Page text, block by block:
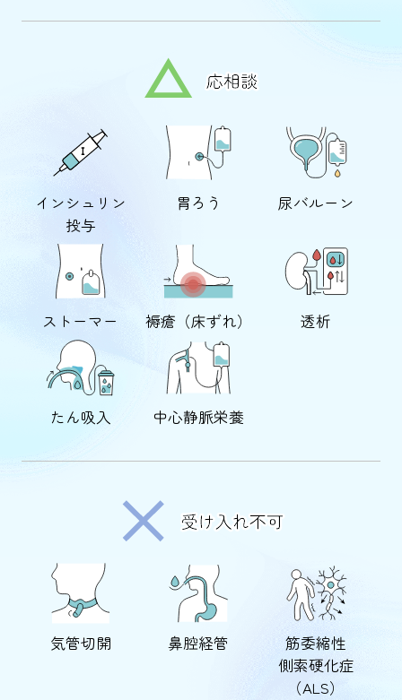
インシュリン
投与
胃ろう 尿バルーン
ストーマー 褥瘡（床ずれ） 透析
たん吸入 中心静脈栄養
気管切開 鼻腔経管
筋委縮性
側索硬化症
（ALS）